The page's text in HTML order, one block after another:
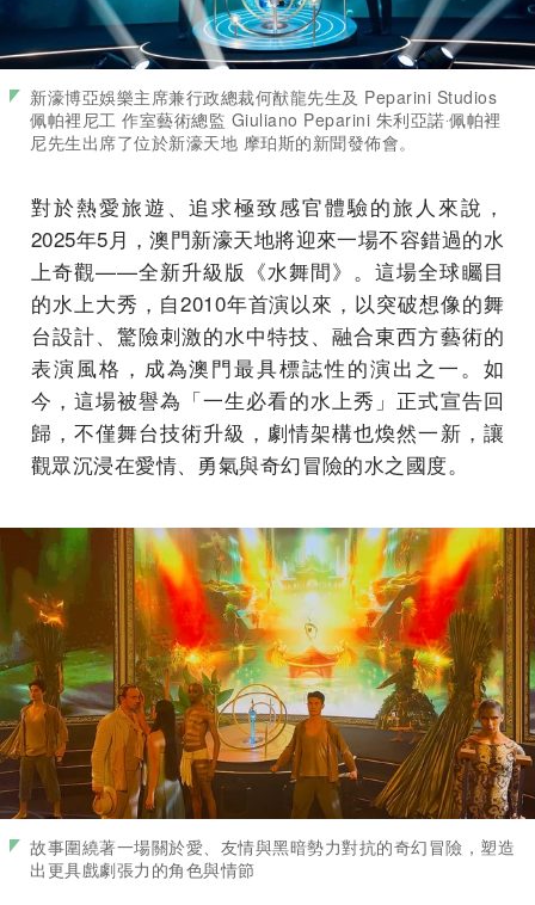
新濠博亞娛樂主席兼行政總裁何猷龍先生及 Peparini Studios
佩帕裡尼工 作室藝術總監 Giuliano Peparini 朱利亞諾‧佩帕裡
尼先生出席了位於新濠天地 摩珀斯的新聞發佈會。
對於熱愛旅遊、追求極致感官體驗的旅人來說，
2025年5月，澳門新濠天地將迎來一場不容錯過的水
上奇觀——全新升級版《水舞間》。這場全球矚目
的水上大秀，自2010年首演以來，以突破想像的舞
台設計、驚險刺激的水中特技、融合東西方藝術的
表演風格，成為澳門最具標誌性的演出之一。如
今，這場被譽為「一生必看的水上秀」正式宣告回
歸，不僅舞台技術升級，劇情架構也煥然一新，讓
觀眾沉浸在愛情、勇氣與奇幻冒險的水之國度。
故事圍繞著一場關於愛、友情與黑暗勢力對抗的奇幻冒險，塑造
出更具戲劇張力的角色與情節